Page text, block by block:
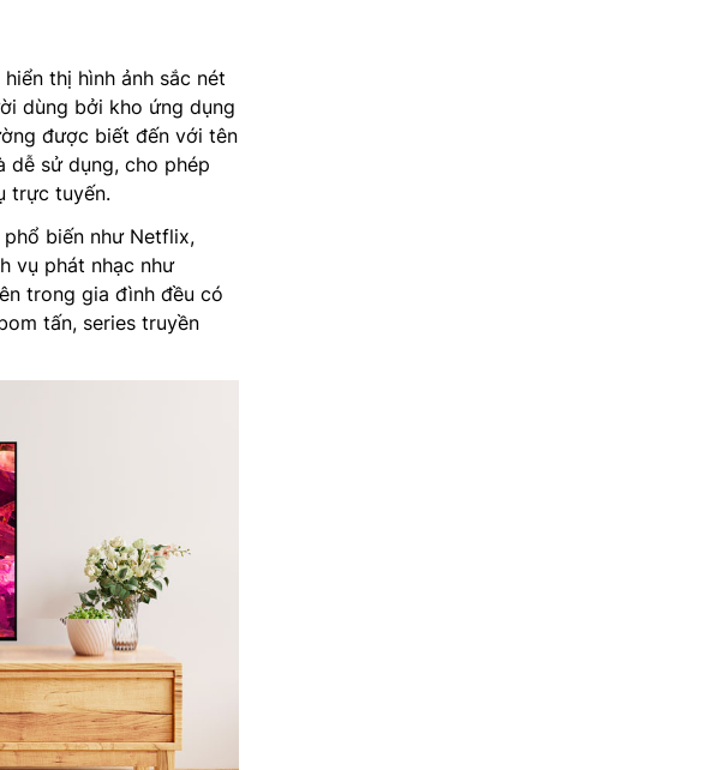
thị hình ảnh sắc nét
dùng bởi kho ứng dụng
được biết đến với tên
dễ sử dụng, cho phép
trực tuyến.
biến như Netflix,
vụ phát nhạc như
trong gia đình đều có
tấn, series truyền